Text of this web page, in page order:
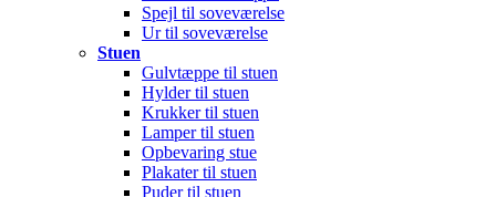
Spejl til soveværelse
Ur til soveværelse
Stuen
Gulvtæppe til stuen
Hylder til stuen
Krukker til stuen
Lamper til stuen
Opbevaring stue
Plakater til stuen
Puder til stuen